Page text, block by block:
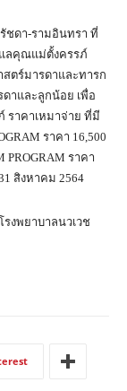
ชดา-รามอินทรา ที่
ลคุณแม่ตั้งครรภ์
ตร์มารดาและทารก
าและลูกน้อย เพื่อ
ราคาเหมาจ่าย ที่มี
ราคา 16,500
PROGRAM ราคา
สิงหาคม 2564
งพยาบาลนวเวช